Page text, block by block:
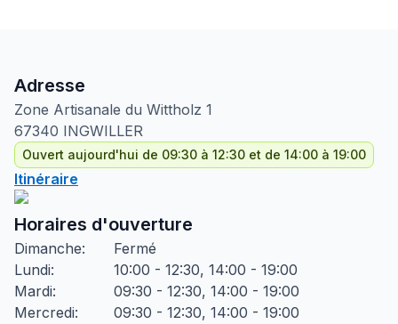
Adresse
Zone Artisanale du Wittholz 1
67340 INGWILLER
Ouvert aujourd'hui de 09:30 à 12:30 et de 14:00 à 19:00
Itinéraire
Horaires d'ouverture
Dimanche:
Fermé
Lundi:
10:00 - 12:30, 14:00 - 19:00
Mardi:
09:30 - 12:30, 14:00 - 19:00
Mercredi:
09:30 - 12:30, 14:00 - 19:00